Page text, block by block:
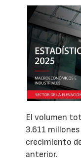
El volumen
3.611
crecimiento
anterior.